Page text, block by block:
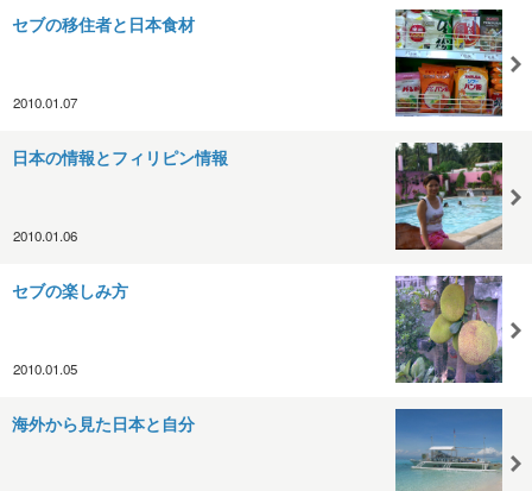
セブの移住者と日本食材
2010.01.07
日本の情報とフィリピン情報
2010.01.06
セブの楽しみ方
2010.01.05
海外から見た日本と自分